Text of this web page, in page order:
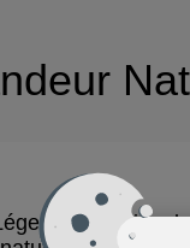
instigatrice